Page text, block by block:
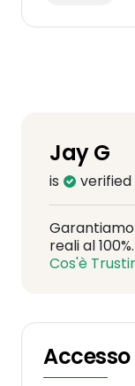
Jay G
is
reali al 100%.
Cos'è